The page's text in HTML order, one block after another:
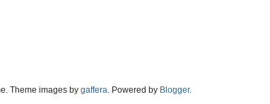
Theme images by gaffera. Powered by Blogger.